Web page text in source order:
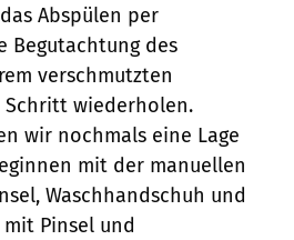
Abspülen per
Begutachtung des
verschmutzten
wiederholen.
wir nochmals eine Lage
mit der manuellen
Waschhandschuh und
mit Pinsel und